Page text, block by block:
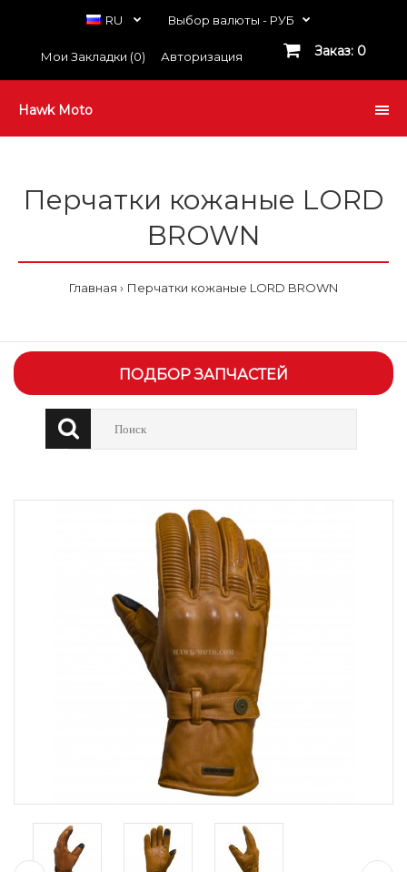
RU Выбор валюты - РУБ
Мои Закладки (0) Авторизация Заказ: 0
Hawk Moto
Перчатки кожаные LORD
BROWN
Главная Перчатки кожаные LORD BROWN
ПОДБОР ЗАПЧАСТЕЙ